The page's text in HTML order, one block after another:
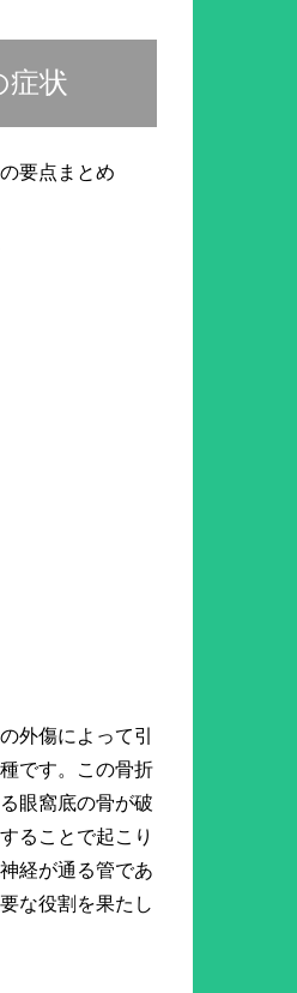
症状
外傷によって引
です。この骨折
眼窩底の骨が破
ることで起こり
経が通る管であ
な役割を果たし